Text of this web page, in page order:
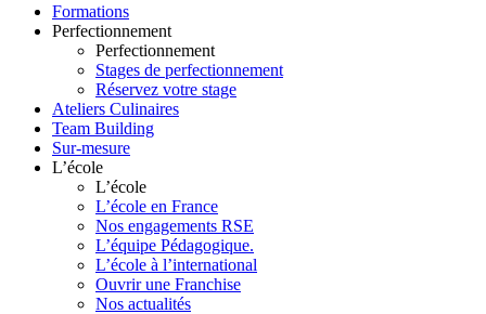
Formations
Perfectionnement
Perfectionnement
Stages de perfectionnement
Réservez votre stage
Ateliers Culinaires
Team Building
Sur-mesure
L’école
L’école
L’école en France
Nos engagements RSE
L’équipe Pédagogique.
L’école à l’international
Ouvrir une Franchise
Nos actualités